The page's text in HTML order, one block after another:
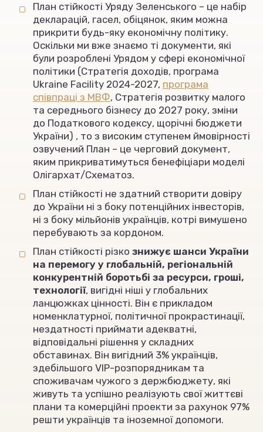
План стійкості Уряду Зеленського – це набір
декларацій, гасел, обіцянок, яким можна
прикрити будь-яку економічну політику.
Оскільки ми вже знаємо ті документи, які
були розроблені Урядом у сфері економічної
політики (Стратегія доходів, програма
Ukraine Facility 2024-2027, програма
співпраці з МВФ, Стратегія розвитку малого
та середнього бізнесу до 2027 року, зміни
до Податкового кодексу, щорічні бюджети
України) , то з високим ступенем ймовірності
озвучений План – це черговий документ,
яким прикриватимуться бенефіціари моделі
Олігархат/Схематоз.
План стійкості не здатний створити довіру
до України ні з боку потенційних інвесторів,
ні з боку мільйонів українців, котрі вимушено
перебувають за кордоном.
План стійкості різко знижує шанси України
на перемогу у глобальній, регіональній
конкурентній боротьбі за ресурси, гроші,
технології, вигідні ніші у глобальних
ланцюжках цінності. Він є прикладом
номенклатурної, політичної прокрастинації,
нездатності приймати адекватні,
відповідальні рішення у складних
обставинах. Він вигідний 3% українців,
здебільшого VIP-розпорядникам та
споживачам чужого з держбюджету, які
живуть та успішно реалізують свої життєві
плани та комерційні проекти за рахунок 97%
решти українців та іноземної допомоги.